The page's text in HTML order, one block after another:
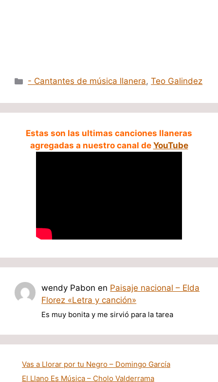
Categorías
- Cantantes de música llanera,Teo Galindez
Estas son las ultimas canciones llaneras
agregadas a nuestro canal de YouTube
wendy Pabon en Paisaje nacional – Elda
Florez «Letra y canción»
Es muy bonita y me sirvió para la tarea
Vas a Llorar por tu Negro – Domingo García
El Llano Es Música – Cholo Valderrama